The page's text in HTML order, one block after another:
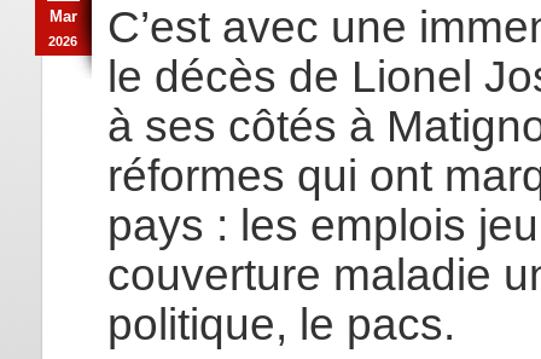
Mar
2026
C’est avec une
le décès de Lionel
à ses côtés à
réformes qui ont
pays : les emplois
couverture maladie
politique, le pacs.